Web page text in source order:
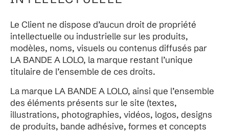
Le Client ne dispose d’aucun droit de propriété
intellectuelle ou industrielle sur les produits,
modèles, noms, visuels ou contenus diffusés par
LA BANDE A LOLO, la marque restant l’unique
titulaire de l’ensemble de ces droits.
La marque LA BANDE A LOLO, ainsi que l’ensemble
des éléments présents sur le site (textes,
illustrations, photographies, vidéos, logos, designs
de produits, bande adhésive, formes et concepts